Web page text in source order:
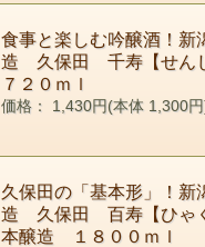
食事と楽しむ吟醸酒！
造 久保田 千寿【せん
７２０ｍｌ
価格： 1,430円(本体 1,300
久保田の「基本形」！
造 久保田 百寿【ひゃ
本醸造 １８００ｍｌ